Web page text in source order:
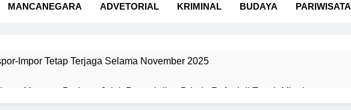
MANCANEGARA ADVETORIAL KRIMINAL BUDAYA PARIWISATA
Impor Tetap Terjaga Selama November 2025
Merawat Budaya: Jejak Pengabdian Bripda Rafael di Tanah Minahasa